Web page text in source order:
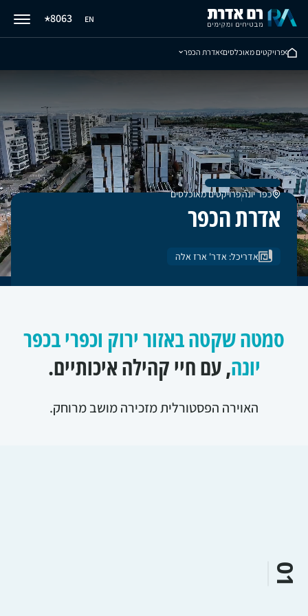
EN
8063
כפר יונהפרויקטים מאוכלסים
אדרת הכפר
אדריכל: אדר' ארז אלה
פרויקטים מאוכלסים אדרת הכפר
סמטה שקטה באזור ירוק וכפרי בכפר
יונה, עם חיי קהילה איכותיים.
האוירה הפסטורלית מזכירה מושב מרוחק.
01